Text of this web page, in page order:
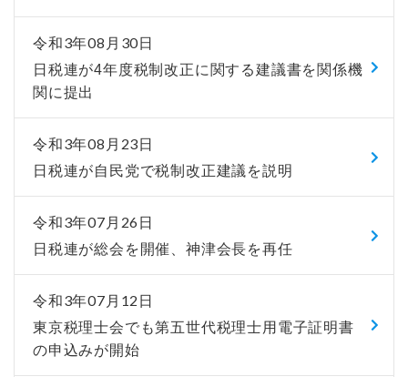
令和3年08月30日
日税連が4年度税制改正に関する建議書を関係機
関に提出
令和3年08月23日
日税連が自民党で税制改正建議を説明
令和3年07月26日
日税連が総会を開催、神津会長を再任
令和3年07月12日
東京税理士会でも第五世代税理士用電子証明書
の申込みが開始